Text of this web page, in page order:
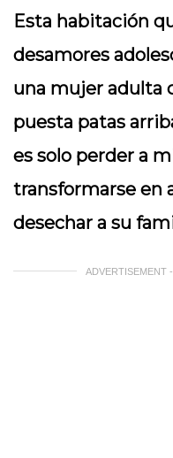
Esta habitación
desamores
una mujer adulta
puesta patas
es solo perder a
transformarse en
desechar a su
ADVERTISEMENT